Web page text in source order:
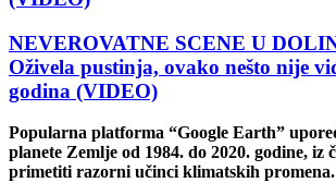
NEVEROVATNE SCENE U
Oživela pustinja, ovako nešto nije
godina (VIDEO)
Popularna platforma “Google Earth”
planete Zemlje od 1984. do 2020. godine, iz
primetiti razorni učinci klimatskih promena.